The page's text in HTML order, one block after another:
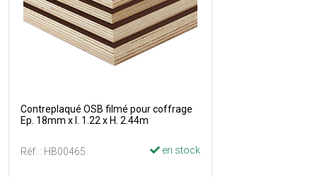
Contreplaqué OSB filmé pour coffrage
Ep. 18mm x l. 1.22 x H. 2.44m
Réf. : HB00465 en stock